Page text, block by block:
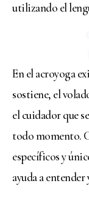
utilizando el
En el acroyoga
sostiene, el
el cuidador que
todo momento.
específicos y
ayuda a